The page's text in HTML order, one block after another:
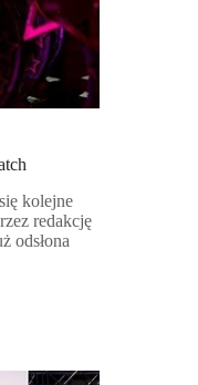
kolejne
redakcję
odsłona